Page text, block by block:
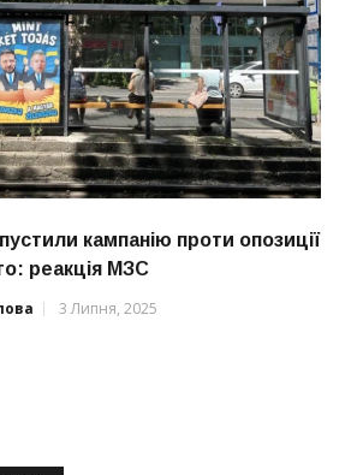
кампанію проти опозиції
реакція МЗС
3 Липня, 2025